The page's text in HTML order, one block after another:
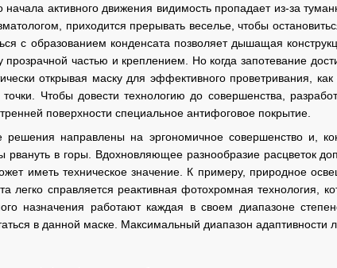
начала активного движения видимость пропадает из-за
приходится прерывать веселье, чтобы
с образованием конденсата позволяет дышащая
частью и креплением. Но когда запотевание
открывая маску для эффективного проветривания,
Чтобы довести технологию до совершенства,
поверхности специальное антифоговое покрытие.
решения направлены на эргономичное совершенство и,
рвануть в горы. Вдохновляющее разнообразие расцветок
иметь техническое значение. К примеру, природное
легко справляется реактивная фотохромная технология,
назначения работают каждая в своем диапазоне
в данной маске. Максимальный диапазон адаптивности